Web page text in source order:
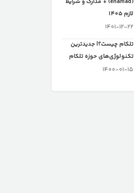
لازم 1405
1401-12-22
تلکام چیست؟| جدیدترین
تکنولوژی‌های حوزه تلکام
1400-01-15